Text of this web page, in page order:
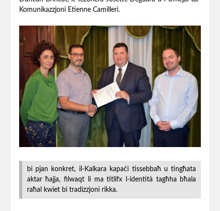
Komunikazzjoni Etienne Camilleri.
bi pjan konkret, il-Kalkara kapaċi tissebbaħ u tingħata
aktar ħajja, filwaqt li ma titlifx l-identità tagħha bħala
raħal kwiet bi tradizzjoni rikka.